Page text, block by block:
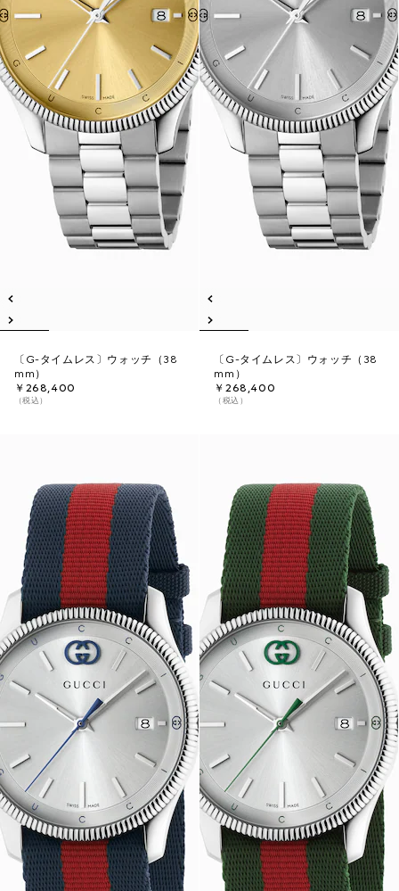
〔G-タイムレス〕ウォッチ（38
mm）
￥268,400
（税込）
〔G-タイムレス〕ウォッチ（38
mm）
￥268,400
（税込）